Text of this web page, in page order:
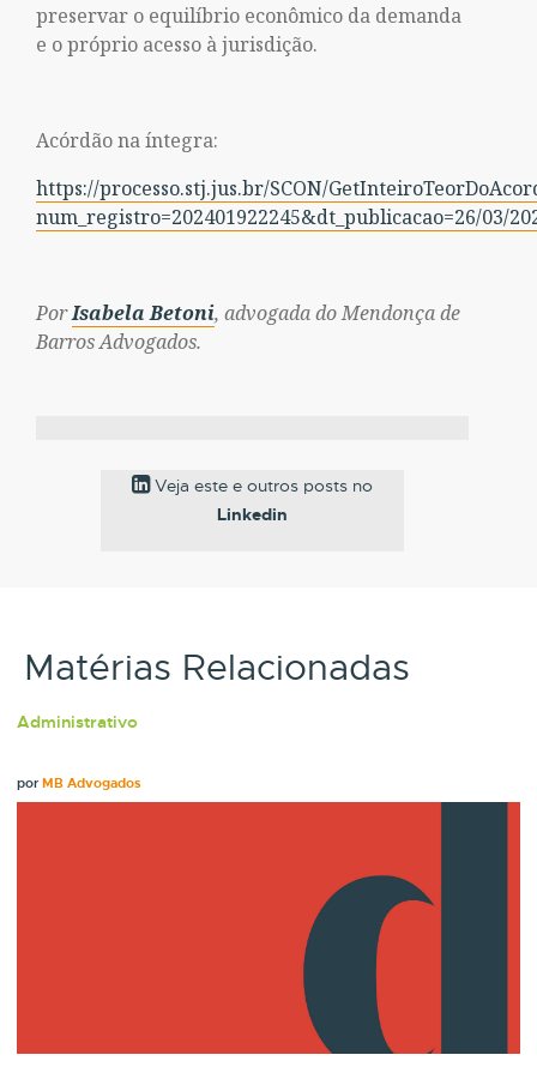
preservar o equilíbrio econômico da demanda
e o próprio acesso à jurisdição.
Acórdão na íntegra:
https://processo.stj.jus.br/SCON/
num_registro=202401922245&dt_publicacao=26/03/
PorIsabela Betoni, advogada do Mendonça de
Barros Advogados.
Veja este e outros posts no
Linkedin
Matérias Relacionadas
Administrativo
porMB Advogados